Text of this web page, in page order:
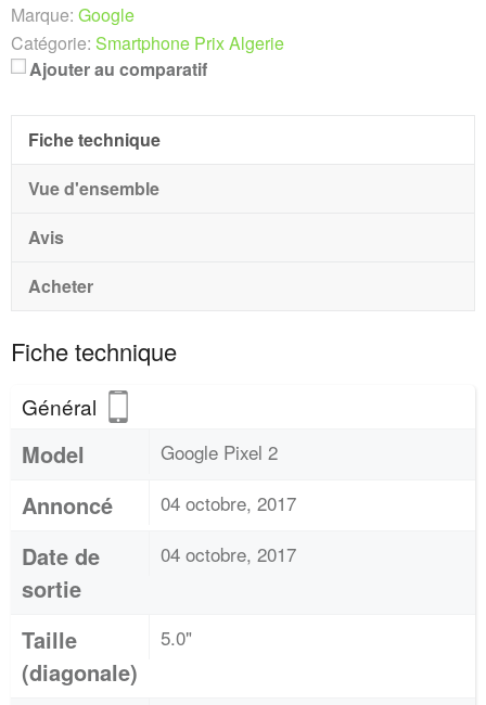
Marque: Google
Catégorie: Smartphone Prix Algerie
Ajouter au comparatif
Fiche technique
Vue d'ensemble
Avis
Acheter
Fiche technique
Général
Model Google Pixel 2
Annoncé 04 octobre, 2017
Date de
sortie
04 octobre, 2017
Taille
(diagonale)
5.0"